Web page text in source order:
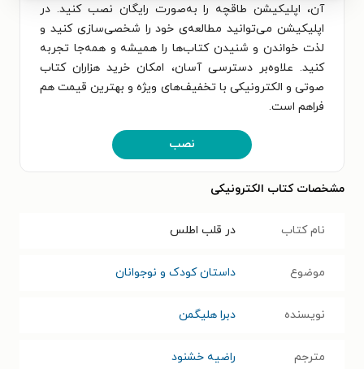
آن، اپلیکیشن طاقچه را به‌صورت رایگان نصب کنید. در
اپلیکیشن می‌توانید مطالعه‌ی خود را شخصی‌سازی کنید و
لذت خواندن و شنیدن کتاب‌ها را همیشه و همه‌جا تجربه
کنید. علاوه‌بر دسترسی آسان، امکان خرید هزاران کتاب
صوتی و الکترونیکی با تخفیف‌های ویژه و بهترین قیمت هم
فراهم است.
نصب
مشخصات کتاب الکترونیکی
نام کتاب در قلب اطلس
موضوع داستان کودک و نوجوانان
نویسنده دبرا هلیگمن
مترجم راضیه خشنود